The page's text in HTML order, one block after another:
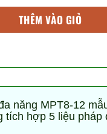
3.490.000₫.
THÊM VÀO GIỎ
năng MPT8-12
tích hợp 5 liệu pháp